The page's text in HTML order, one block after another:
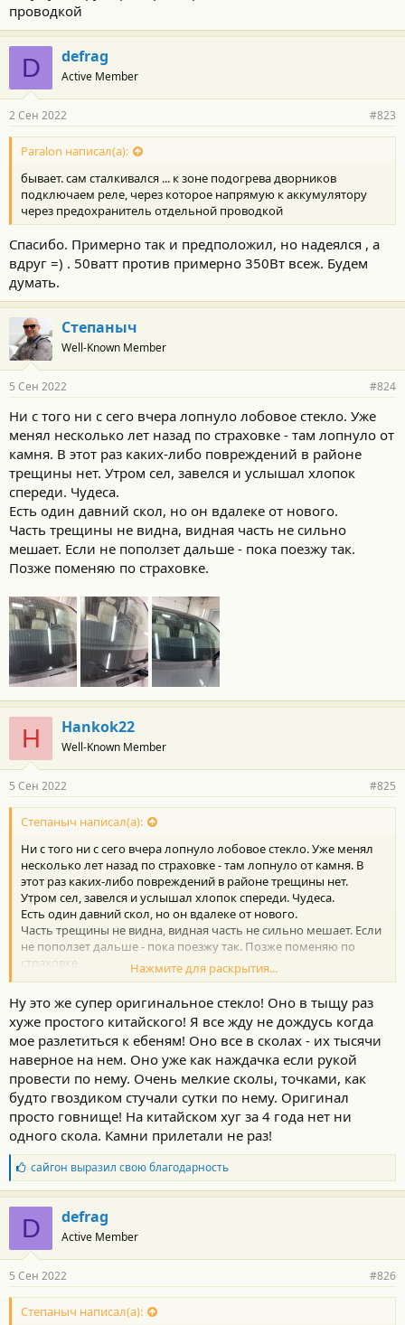
проводкой
D defrag
Active Member
2 Сен 2022 #823
Paralon написал(а):
бывает. сам сталкивался ... к зоне подогрева дворников
подключаем реле, через которое напрямую к аккумулятору
через предохранитель отдельной проводкой
Спасибо. Примерно так и предположил, но надеялся , а
вдруг =) . 50ватт против примерно 350Вт всеж. Будем
думать.
Степаныч
Well-Known Member
5 Сен 2022 #824
Ни с того ни с сего вчера лопнуло лобовое стекло. Уже
менял несколько лет назад по страховке - там лопнуло от
камня. В этот раз каких-либо повреждений в районе
трещины нет. Утром сел, завелся и услышал хлопок
спереди. Чудеса.
Есть один давний скол, но он вдалеке от нового.
Часть трещины не видна, видная часть не сильно
мешает. Если не поползет дальше - пока поезжу так.
Позже поменяю по страховке.
H Hankok22
Well-Known Member
5 Сен 2022 #825
Степаныч написал(а):
Ни с того ни с сего вчера лопнуло лобовое стекло. Уже менял
несколько лет назад по страховке - там лопнуло от камня. В
этот раз каких-либо повреждений в районе трещины нет.
Утром сел, завелся и услышал хлопок спереди. Чудеса.
Есть один давний скол, но он вдалеке от нового.
Часть трещины не видна, видная часть не сильно мешает. Если
не поползет дальше - пока поезжу так. Позже поменяю по
страховке.
Посмотреть вложение 84078
Посмотреть вложение 84079
Нажмите для раскрытия...
Ну это же супер оригинальное стекло! Оно в тыщу раз
хуже простого китайского! Я все жду не дождусь когда
мое разлетиться к ебеням! Оно все в сколах - их тысячи
наверное на нем. Оно уже как наждачка если рукой
провести по нему. Очень мелкие сколы, точками, как
будто гвоздиком стучали сутки по нему. Оригинал
просто говнище! На китайском хуг за 4 года нет ни
одного скола. Камни прилетали не раз!
Б
л
а
г
о
д
а
н
о
с
сайгон выразил свою благодарность
D defrag
Active Member
5 Сен 2022 #826
Степаныч написал(а):